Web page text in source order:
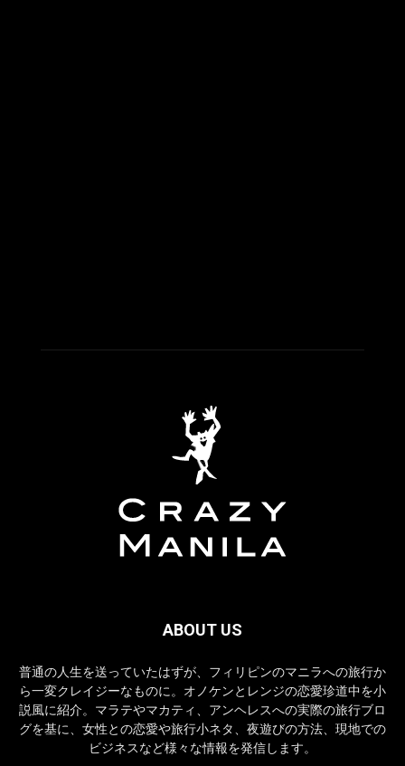
ABOUT US
普通の人生を送っていたはずが、フィリピンのマニラへの旅行か
ら一変クレイジーなものに。オノケンとレンジの恋愛珍道中を小
説風に紹介。マラテやマカティ、アンヘレスへの実際の旅行ブロ
グを基に、女性との恋愛や旅行小ネタ、夜遊びの方法、現地での
ビジネスなど様々な情報を発信します。